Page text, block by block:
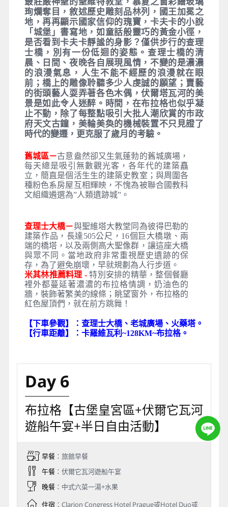
捷克音樂家史麥唐納名曲「我的祖國」敘述伏
爾它瓦河的場景，悠揚中細膩展現布拉格的婉
約浪漫，河岸布拉格古堡雄視百塔之城，至今
仍是捷克總統府與接待國賓場地，古堡內捷克
最莊嚴神聖的聖維特教堂，慕夏之窗彩繪玻璃
珣爛奪目，敘述歷史雕刻品林列，國王加冕之
地，再再顯示國家信仰的瑰寶，卡夫卡的小說
「城堡」書寫地，如童話般靈巧的黃金小徑，
是否看到卡夫卡靜謐的身影？僅供步行的查理
士橋，別有一份低迴的姿態。查理士橋的清
晨、日間、夜晚各自展現風情，不變的是濃濃
的浪漫氣息，人生不能不經歷的浪漫就在眼
前；橋上的雕像聆聽多少人虔誠的願望；賣藝
景是如此令人迷醉。時間，在布拉格也似乎凝
止不動，除了每整點吸引大批人潮欣賞的市政
府天文古鐘，美輪美奐的機械裝置不只見證了
時代的變遷，更克服了歲月的考驗。